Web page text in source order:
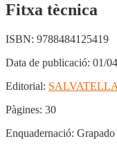
Fitxa tècnica
ISBN: 9788484125419
Data de publicació: 01/
Editorial:
Pàgines: 30
Enquadernació: Grapado